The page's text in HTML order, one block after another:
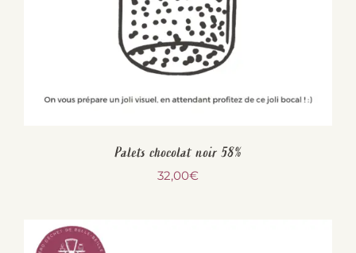
Palets chocolat noir 58%
32,00€